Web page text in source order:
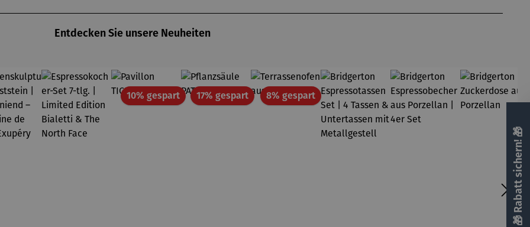
Entdecken Sie unsere Neuheiten
10% gespartRabatt17% gespartRabatt8% gespartRabatt
🎁 Rabatt sichern! 🎁